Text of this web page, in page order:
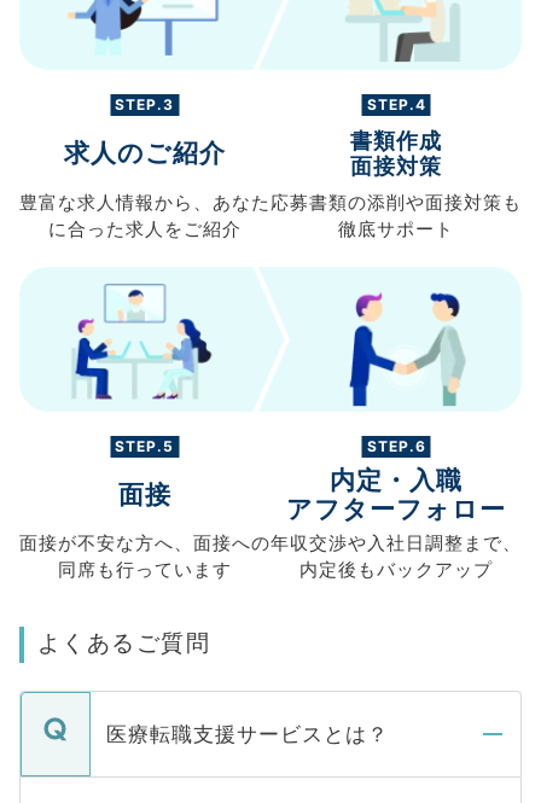
STEP.3
求人のご紹介
豊富な求人情報から、 あなた
に合った求人を ご紹介
STEP.4
書類作成
面接対策
応募書類の添削や面接対策も
徹底サポート
STEP.5
面接
面接が不安な方へ、 面接への
同席も行っています
STEP.6
内定・入職
アフターフォロー
年収交渉や入社日調整まで、
内定後もバックアップ
よくあるご質問
医療転職支援サービスとは？